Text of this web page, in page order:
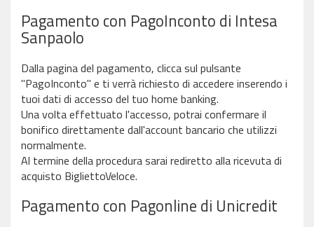
Pagamento con PagoInconto di Intesa
Sanpaolo
Dalla pagina del pagamento, clicca sul pulsante
"PagoInconto" e ti verrà richiesto di accedere inserendo i
tuoi dati di accesso del tuo home banking.
Una volta effettuato l'accesso, potrai confermare il
bonifico direttamente dall'account bancario che utilizzi
normalmente.
Al termine della procedura sarai rediretto alla ricevuta di
acquisto BigliettoVeloce.
Pagamento con Pagonline di Unicredit